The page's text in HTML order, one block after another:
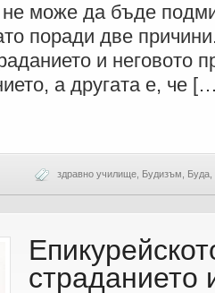
не може да бъде
поради две
и неговото
а другата е, че
здравно училище Будизъм Буда
страданието